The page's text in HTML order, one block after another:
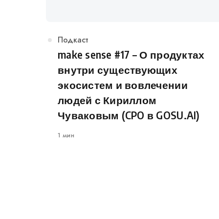
Категория
Подкаст
make sense #17 – О продуктах
внутри существующих
экосистем и вовлечении
людей с Кириллом
Чуваковым (CPO в GOSU.AI)
1 мин